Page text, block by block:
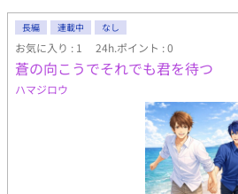
校三年で告白し、恋人関係となる。 大
で捕手をつとめる。 冷静沈着、整った
起きが苦手で、剛志に起こしてもらわな
コーチ 30代、独身。 埼玉県の私立蒼陵
部コーチ。 青たちの高校時代の恩師兼
くさっぱりしている。 面倒見がよく、
長編 連載中 なし
お気に入り : 1 24h.ポイント : 0
蒼の向こうでそれでも君を待つ
ハマジロウ